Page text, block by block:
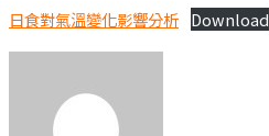
日食對氣溫變化影響分析 Download